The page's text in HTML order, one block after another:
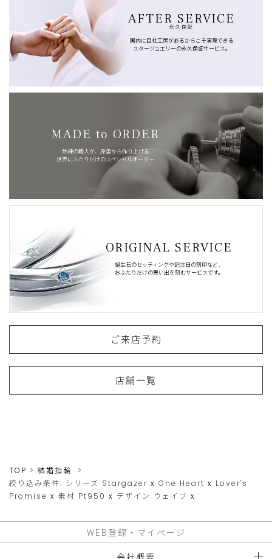
AFTER SERVICE
永久保証
国内に自社工房があるからこそ実現できる
スタージュエリーの永久保証サービス。
MADE to ORDER
熟練の職人が、原型から作り上げる
世界にふたりだけのスペシャルオーダー
ORIGINAL SERVICE
誕生石のセッティングや記念日の刻印など、
おふたりだけの思い出を刻むサービスです。
ご来店予約
店舗一覧
TOP
結婚指輪
絞り込み条件: シリーズ Stargazer x One Heart x Lover's
Promise x 素材 Pt950 x デザイン ウェイブ x
WEB登録・マイページ